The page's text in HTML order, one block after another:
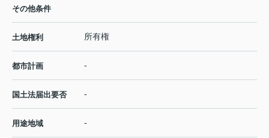
その他条件
土地権利 所有権
都市計画 -
国土法届出要否 -
用途地域 -